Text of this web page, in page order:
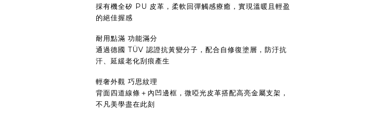
採有機全矽 PU 皮革，柔軟回彈觸感療癒，實現溫暖且輕盈
的絕佳握感
耐用點滿 功能滿分
通過德國 TÜV 認證抗黃變分子，配合自修復塗層，防汙抗
汗、延緩老化刮痕產生
輕奢外觀 巧思紋理
背面四道線條＋內凹邊框，微啞光皮革搭配高亮金屬支架，
不凡美學盡在此刻